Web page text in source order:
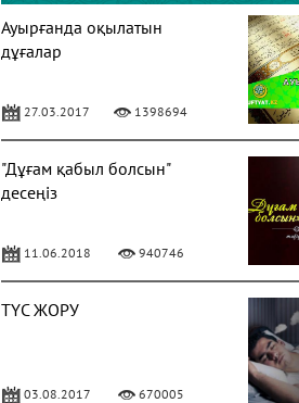
Ауырғанда оқылатын
дұғалар
27.03.2017 1398694
"Дұғам қабыл болсын"
десеңіз
11.06.2018 940746
ТҮС ЖОРУ
03.08.2017 670005